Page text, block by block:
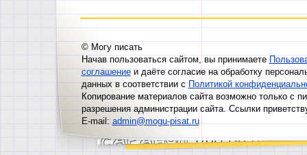
© Могу писать
Начав пользоваться сайтом, вы принимаете
соглашениеи даёте согласие на обработку
данных в соответствии сПолитикой
Копирование материалов сайта возможно только с
разрешения администрации сайта. Ссылки
E-mail:admin@mogu-pisat.ru